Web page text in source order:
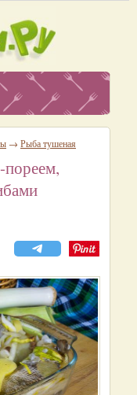
→ Рыба тушеная